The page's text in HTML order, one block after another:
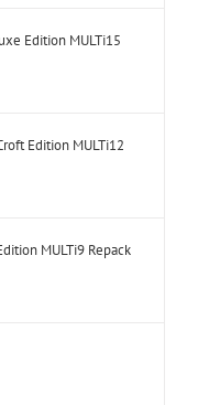
Edition MULTi15
Edition MULTi12
MULTi9 Repack